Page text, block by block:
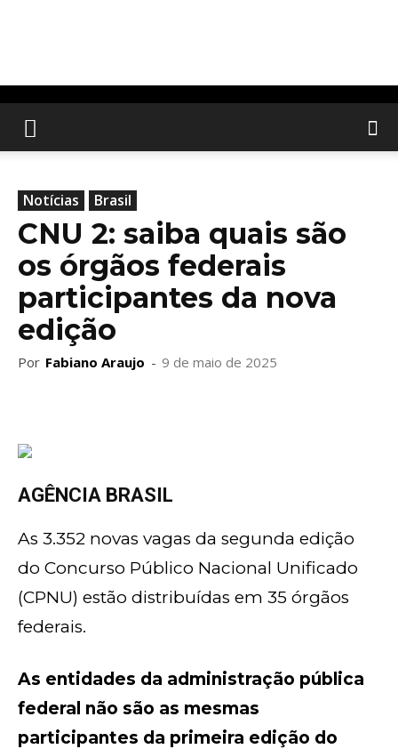
Notícias Brasil
CNU 2: saiba quais são
os órgãos federais
participantes da nova
edição
Por Fabiano Araujo - 9 de maio de 2025
AGÊNCIA BRASIL
As 3.352 novas vagas da segunda edição
do Concurso Público Nacional Unificado
(CPNU) estão distribuídas em 35 órgãos
federais.
As entidades da administração pública
federal não são as mesmas
participantes da primeira edição do